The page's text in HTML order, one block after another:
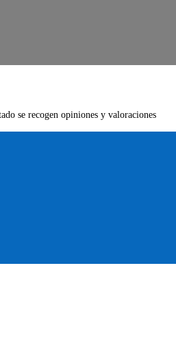
se recogen opiniones y valoraciones